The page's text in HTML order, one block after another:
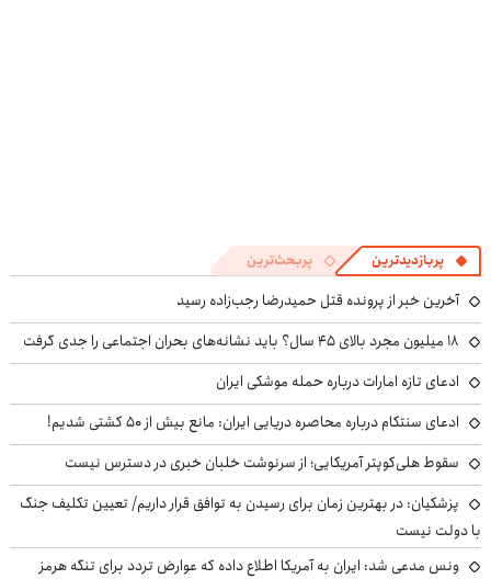
پربازدیدترین پربحث‌ترین
آخرین خبر از پرونده قتل حمیدرضا رجب‌زاده رسید
۱۸ میلیون مجرد بالای ۴۵ سال؟ باید نشانه‌های بحران اجتماعی را جدی گرفت
ادعای تازه امارات درباره حمله موشکی ایران
ادعای سنتکام درباره محاصره دریایی ایران: مانع بیش از ۵۰ کشتی شدیم!
سقوط هلی‌کوپتر آمریکایی؛ از سرنوشت خلبان خبری در دسترس نیست
پزشکیان‌: در بهترین زمان برای رسیدن به توافق قرار داریم/ تعیین تکلیف جنگ
با دولت نیست
ونس مدعی شد: ایران به آمریکا اطلاع داده که عوارض تردد برای تنگه هرمز